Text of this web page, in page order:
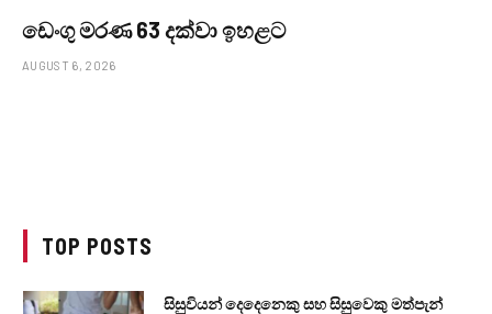
ඩෙංගු මරණ 63 දක්වා ඉහළට
AUGUST 6, 2026
TOP POSTS
සිසුවියන් දෙදෙනෙකු සහ සිසුවෙකු මත්පැන්